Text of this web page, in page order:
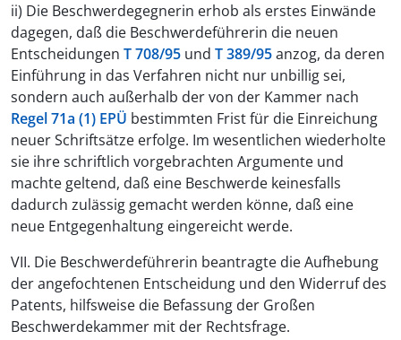
ii) Die Beschwerdegegnerin erhob als erstes Einwände
dagegen, daß die Beschwerdeführerin die neuen
Entscheidungen T 708/95 und T 389/95anzog, da deren
Einführung in das Verfahren nicht nur unbillig sei,
sondern auch außerhalb der von der Kammer nach
Regel 71a (1) EPÜ bestimmten Frist für die Einreichung
neuer Schriftsätze erfolge. Im wesentlichen wiederholte
sie ihre schriftlich vorgebrachten Argumente und
machte geltend, daß eine Beschwerde keinesfalls
dadurch zulässig gemacht werden könne, daß eine
neue Entgegenhaltung eingereicht werde.
VII. Die Beschwerdeführerin beantragte die Aufhebung
der angefochtenen Entscheidung und den Widerruf des
Patents, hilfsweise die Befassung der Großen
Beschwerdekammer mit der Rechtsfrage.